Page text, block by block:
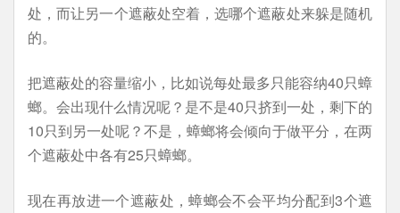
处，而让另一个遮蔽处空着，选哪个遮蔽处来躲是随机
的。
把遮蔽处的容量缩小，比如说每处最多只能容纳40只蟑
螂。会出现什么情况呢？是不是40只挤到一处，剩下的
10只到另一处呢？不是，蟑螂将会倾向于做平分，在两
个遮蔽处中各有25只蟑螂。
现在再放进一个遮蔽处，蟑螂会不会平均分配到3个遮